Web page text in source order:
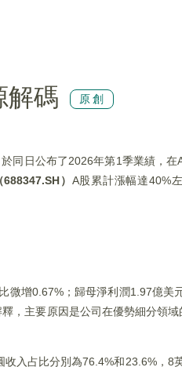
解碼 原創
於同日公布了2026年第1季業績，在
） A股累計漲幅達40%
增0.67%；歸母淨利潤1.97億美
，主要原因是公司在優勢細分領
入占比分別為76.4%和23.6%，8